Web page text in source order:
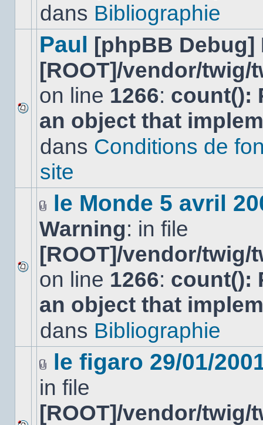
dansdans Bibliographie
Aucun
nouveau
message
non-
dans
Paul [phpBB Debug]
[ROOT]/vendor/
on line 1266: count():
an object that
dans Conditions de
site
Aucun
nouveau
message
non-
dans
joint(s)
le Monde 5 avril
Warning: in file
[ROOT]/vendor/
on line 1266: count():
an object that
dans Bibliographie
joint(s)
le figaro 29/01/
in file
[ROOT]/vendor/